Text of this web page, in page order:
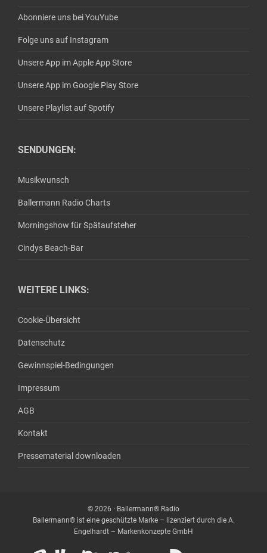
Abonniere uns bei YouYube
Folge uns auf Instagram
Unsere App im Apple App Store
Unsere App im Google Play Store
Unsere Playlist auf Spotify
SENDUNGEN:
Musikwunsch
Ballermann Radio Charts
Morningshow für Spätaufsteher
Cindys Beach-Bar
WEITERE LINKS:
Cookie-Übersicht
Datenschutz
Gewinnspiel-Bedingungen
Impressum
AGB
Kontakt
Pressematerial downloaden
© 2026 · Ballermann® Radio
Ballermann® ist eine geschützte Marke – lizenziert durch die A.
Engelhardt – Markenkonzepte GmbH